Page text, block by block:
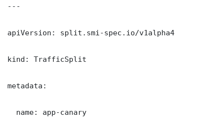
---
apiVersion: split.smi-spec.io/v1alpha4
kind: TrafficSplit
metadata:
  name: app-canary